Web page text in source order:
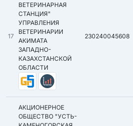
17
ВЕТЕРИНАРНАЯ
СТАНЦИЯ"
УПРАВЛЕНИЯ
ВЕТЕРИНАРИИ
АКИМАТА
ЗАПАДНО-
КАЗАХСТАНСКОЙ
ОБЛАСТИ
230240045608
АКЦИОНЕРНОЕ
ОБЩЕСТВО "УСТЬ-